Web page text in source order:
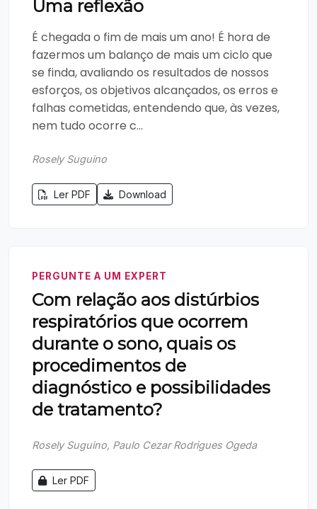
Uma reflexão
É chegada o fim de mais um ano! É hora de
fazermos um balanço de mais um ciclo que
se finda, avaliando os resultados de nossos
esforços, os objetivos alcançados, os erros e
falhas cometidas, entendendo que, às vezes,
nem tudo ocorre c...
Rosely Suguino
Ler PDF Download
PERGUNTE A UM EXPERT
Com relação aos distúrbios
respiratórios que ocorrem
durante o sono, quais os
procedimentos de
diagnóstico e possibilidades
de tratamento?
Rosely Suguino, Paulo Cezar Rodrigues Ogeda
Ler PDF